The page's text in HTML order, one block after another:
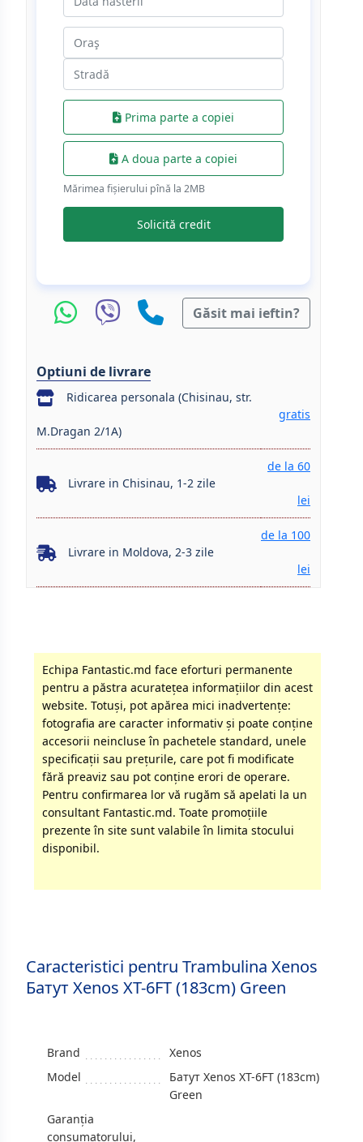
Prima parte a copiei
A doua parte a copiei
Mărimea fișierului pînă la 2МB
Solicită credit
Găsit mai ieftin?
Optiuni de livrare
Ridicarea personala (Chisinau, str.
M.Dragan 2/1A)
gratis
Livrare in Chisinau, 1-2 zile
de la 60
lei
Livrare in Moldova, 2-3 zile
de la 100
lei
Echipa Fantastic.md face eforturi permanente
pentru a păstra acurateţea informaţiilor din acest
website. Totuși, pot apărea mici inadvertenţe:
fotografia are caracter informativ şi poate conţine
accesorii neincluse în pachetele standard, unele
specificaţii sau preţurile, care pot fi modificate
fără preaviz sau pot conţine erori de operare.
Pentru confirmarea lor vă rugăm să apelati la un
consultant Fantastic.md. Toate promoţiile
prezente în site sunt valabile în limita stocului
disponibil.
Caracteristici pentru Trambulina Xenos
Батут Xenos XT-6FT (183cm) Green
Brand
Xenos
Model
Батут Xenos XT-6FT (183cm)
Green
Garanția
consumatorului,